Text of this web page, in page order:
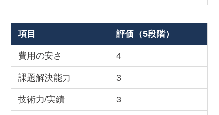
項目 評価（5段階）
費用の安さ 4
課題解決能力 3
技術力/実績 3